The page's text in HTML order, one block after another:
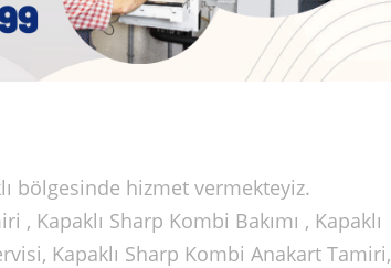
bölgesinde hizmet vermekteyiz.
Kapaklı Sharp Kombi Bakımı , Kapaklı
Kapaklı Sharp Kombi Anakart Tamiri,